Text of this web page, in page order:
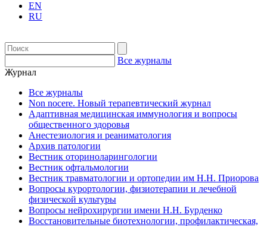
EN
RU
Все журналы
Журнал
Все журналы
Non nocere. Новый терапевтический журнал
Адаптивная медицинская иммунология и вопросы
общественного здоровья
Анестезиология и реаниматология
Архив патологии
Вестник оториноларингологии
Вестник офтальмологии
Вестник травматологии и ортопедии им Н.Н. Приорова
Вопросы курортологии, физиотерапии и лечебной
физической культуры
Вопросы нейрохирургии имени Н.Н. Бурденко
Восстановительные биотехнологии, профилактическая,